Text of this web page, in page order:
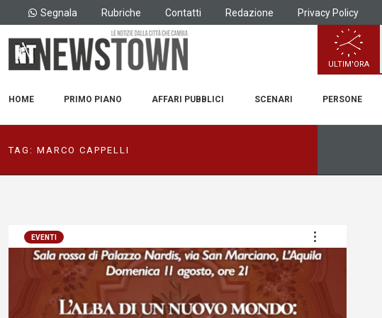
Segnala Rubriche Contatti Redazione Privacy Policy
ULTIM'ORA
HOME PRIMO PIANO AFFARI PUBBLICI SCENARI PERSONE
TAG: MARCO CAPPELLI
EVENTI